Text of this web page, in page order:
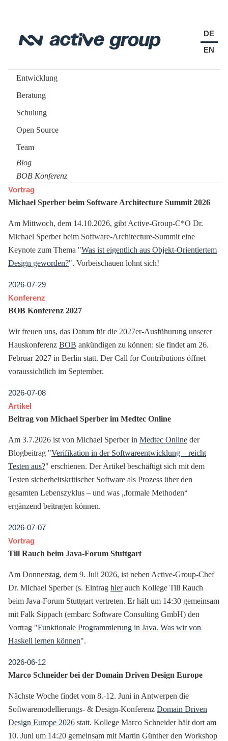
DE
EN
Entwicklung
Beratung
Schulung
Open Source
Team
Blog
BOB Konferenz
Vortrag
Michael Sperber beim Software Architecture Summit 2026
Am Mittwoch, dem 14.10.2026, gibt Active-Group-C*O Dr.
Michael Sperber beim Software-Architecture-Summit eine
Keynote zum Thema "Was ist eigentlich aus Objekt-Orientiertem
Design geworden?". Vorbeischauen lohnt sich!
2026-07-29
Konferenz
BOB Konferenz 2027
Wir freuen uns, das Datum für die 2027er-Ausfühurung unserer
Hauskonferenz BOB ankündigen zu können: sie findet am 26.
Februar 2027 in Berlin statt. Der Call for Contributions öffnet
voraussichtlich im September.
2026-07-08
Artikel
Beitrag von Michael Sperber im Medtec Online
Am 3.7.2026 ist von Michael Sperber in Medtec Online der
Blogbeitrag "Verifikation in der Softwareentwicklung – reicht
Testen aus?" erschienen. Der Artikel beschäftigt sich mit dem
Testen sicherheitskritischer Software als Prozess über den
gesamten Lebenszyklus – und was „formale Methoden“
ergänzend beitragen können.
2026-07-07
Vortrag
Till Rauch beim Java-Forum Stuttgart
Am Donnerstag, dem 9. Juli 2026, ist neben Active-Group-Chef
Dr. Michael Sperber (s. Eintrag hierauch Kollege Till Rauch
beim Java-Forum Stuttgart vertreten. Er hält um 14:30 gemeinsam
mit Falk Sippach (embarc Software Consulting GmbH) den
Vortrag "Funktionale Programmierung in Java. Was wir von
Haskell lernen können".
2026-06-12
Marco Schneider bei der Domain Driven Design Europe
Nächste Woche findet vom 8.-12. Juni in Antwerpen die
Softwaremodellierungs- & Design-Konferenz Domain Driven
Design Europe 2026 statt. Kollege Marco Schneider hält dort am
10. Juni um 14:20 gemeinsam mit Martin Günther den Workshop